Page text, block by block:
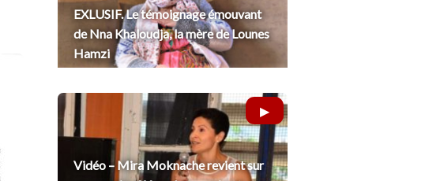
EXLUSIF. Le témoignage émouvant
de Nna Khaloudja, la mère de Lounes
Hamzi
Vidéo – Mira Moknache revient sur